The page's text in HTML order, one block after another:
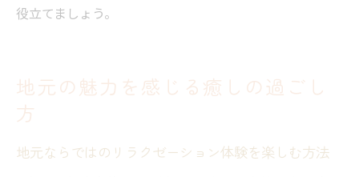
役立てましょう。
地元の魅力を感じる癒しの過ごし
方
地元ならではのリラクゼーション体験を楽しむ方法